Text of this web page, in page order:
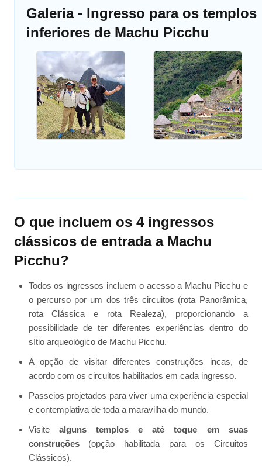
Galeria - Ingresso para os templos
inferiores de Machu Picchu
O que incluem os 4 ingressos
clássicos de entrada a Machu
Picchu?
Todos os ingressos incluem o acesso a Machu Picchu e
o percurso por um dos três circuitos (rota Panorâmica,
rota Clássica e rota Realeza), proporcionando a
possibilidade de ter diferentes experiências dentro do
sítio arqueológico de Machu Picchu.
A opção de visitar diferentes construções incas, de
acordo com os circuitos habilitados em cada ingresso.
Passeios projetados para viver uma experiência especial
e contemplativa de toda a maravilha do mundo.
Visite alguns templos e até toque em suas
construções(opção habilitada para os Circuitos
Clássicos).